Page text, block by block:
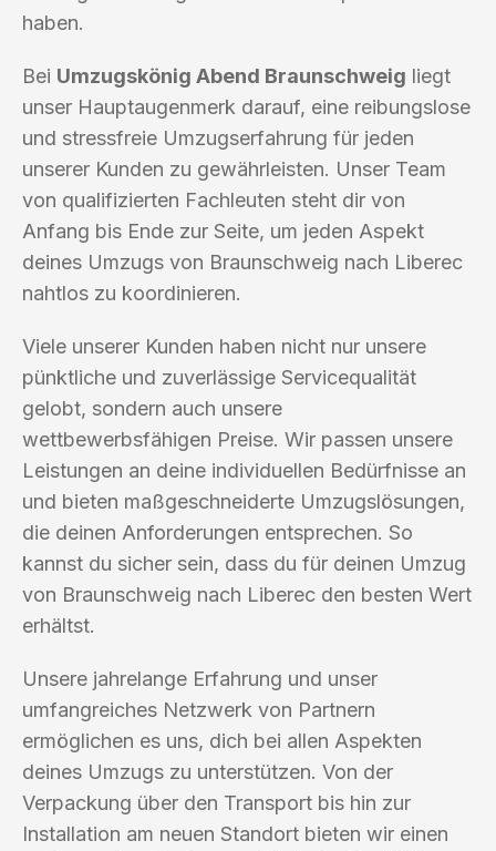
haben.
Bei Umzugskönig Abend Braunschweig liegt
unser Hauptaugenmerk darauf, eine reibungslose
und stressfreie Umzugserfahrung für jeden
unserer Kunden zu gewährleisten. Unser Team
von qualifizierten Fachleuten steht dir von
Anfang bis Ende zur Seite, um jeden Aspekt
deines Umzugs von Braunschweig nach Liberec
nahtlos zu koordinieren.
Viele unserer Kunden haben nicht nur unsere
pünktliche und zuverlässige Servicequalität
gelobt, sondern auch unsere
wettbewerbsfähigen Preise. Wir passen unsere
Leistungen an deine individuellen Bedürfnisse an
und bieten maßgeschneiderte Umzugslösungen,
die deinen Anforderungen entsprechen. So
kannst du sicher sein, dass du für deinen Umzug
von Braunschweig nach Liberec den besten Wert
erhältst.
Unsere jahrelange Erfahrung und unser
umfangreiches Netzwerk von Partnern
ermöglichen es uns, dich bei allen Aspekten
deines Umzugs zu unterstützen. Von der
Verpackung über den Transport bis hin zur
Installation am neuen Standort bieten wir einen